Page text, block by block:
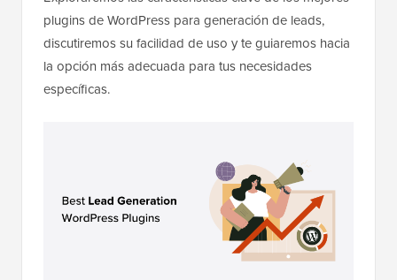
plugins de WordPress para generación de leads,
discutiremos su facilidad de uso y te guiaremos hacia
la opción más adecuada para tus necesidades
específicas.